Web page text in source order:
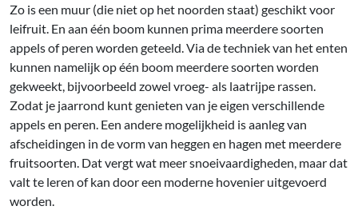
Zo is een muur (die niet op het noorden staat) geschikt voor
leifruit. En aan één boom kunnen prima meerdere soorten
appels of peren worden geteeld. Via de techniek van het enten
kunnen namelijk op één boom meerdere soorten worden
gekweekt, bijvoorbeeld zowel vroeg- als laatrijpe rassen.
Zodat je jaarrond kunt genieten van je eigen verschillende
appels en peren. Een andere mogelijkheid is aanleg van
afscheidingen in de vorm van heggen en hagen met meerdere
fruitsoorten. Dat vergt wat meer snoeivaardigheden, maar dat
valt te leren of kan door een moderne hovenier uitgevoerd
worden.